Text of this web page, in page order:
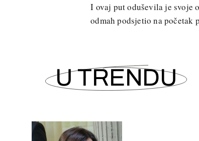
I ovaj put oduševila je svoje
odmah podsjetio na početak
U TRENDU